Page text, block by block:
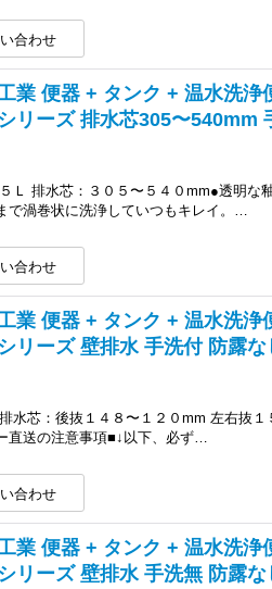
業 便器 + タンク + 温水洗
リーズ 排水芯305〜540mm
Ｌ 排水芯：３０５〜５４０mm●透明
で渦巻状に洗浄していつもキレイ。…
業 便器 + タンク + 温水洗
リーズ 壁排水 手洗付 防露な
水芯：後抜１４８〜１２０mm 左右抜
直送の注意事項■↓以下、必ず…
業 便器 + タンク + 温水洗
リーズ 壁排水 手洗無 防露な